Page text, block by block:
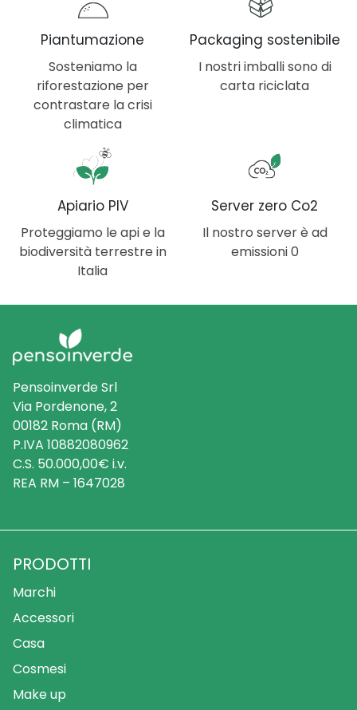
Piantumazione
Sosteniamo la
riforestazione per
contrastare la crisi
climatica
Packaging sostenibile
I nostri imballi sono di
carta riciclata
Apiario PIV
Proteggiamo le api e la
biodiversità terrestre in
Italia
Server zero Co2
Il nostro server è ad
emissioni 0
Pensoinverde Srl
Via Pordenone, 2
00182 Roma (RM)
P.IVA 10882080962
C.S. 50.000,00€ i.v.
REA RM – 1647028
PRODOTTI
Marchi
Accessori
Casa
Cosmesi
Make up